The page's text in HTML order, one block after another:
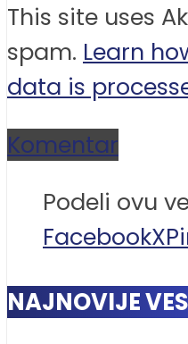
This site uses
spam. Learn
data is
Komentar
Podeli ovu
FacebookX
NAJNOVIJE